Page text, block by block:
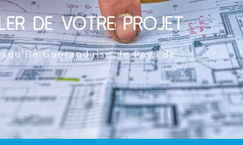
DE VOTRE PROJET
Guérandaise, le Pays de